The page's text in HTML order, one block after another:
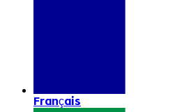
Français